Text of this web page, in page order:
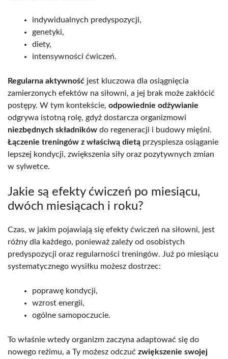
indywidualnych predyspozycji,
genetyki,
diety,
intensywności ćwiczeń.
Regularna aktywność jest kluczowa dla osiągnięcia
zamierzonych efektów na siłowni, a jej brak może zakłócić
postępy. W tym kontekście, odpowiednie odżywianie
odgrywa istotną rolę, gdyż dostarcza organizmowi
niezbędnych składników do regeneracji i budowy mięśni.
Łączenie treningów z właściwą dietą przyspiesza osiąganie
lepszej kondycji, zwiększenia siły oraz pozytywnych zmian
w sylwetce.
Jakie są efekty ćwiczeń po miesiącu,
dwóch miesiącach i roku?
Czas, w jakim pojawiają się efekty ćwiczeń na siłowni, jest
różny dla każdego, ponieważ zależy od osobistych
predyspozycji oraz regularności treningów. Już po miesiącu
systematycznego wysiłku możesz dostrzec:
poprawę kondycji,
wzrost energii,
ogólne samopoczucie.
To właśnie wtedy organizm zaczyna adaptować się do
nowego reżimu, a Ty możesz odczuć zwiększenie swojej